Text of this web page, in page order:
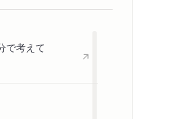
トンの対峙
──その真実
で考えて